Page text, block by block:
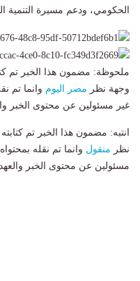
الحكومي، ودعم مسيرة التنمية
ملحوظة: مضمون هذا الخبر تم
وجهة نظر مصر اليوم وانما تم
غير مسئولين عن محتوى الخبر
انتبه: مضمون هذا الخبر تم
نظر منقول وانما تم نقله
مسئولين عن محتوى الخبر